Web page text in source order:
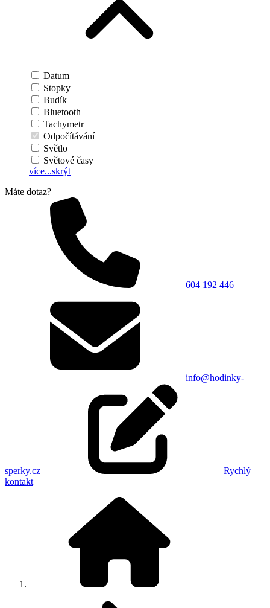
Datum
Stopky
Budík
Bluetooth
Tachymetr
Odpočítávání
Světlo
Světové časy
více...skrýt
Máte dotaz?
604 192 446
info@hodinky-
sperky.cz
Rychlý
kontakt